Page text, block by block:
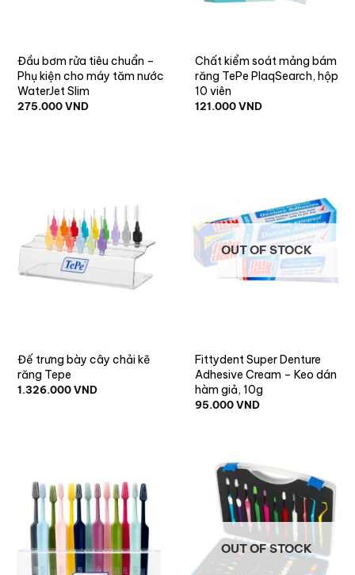
Đầu bơm rửa tiêu chuẩn –
Phụ kiện cho máy tăm nước
WaterJet Slim
275.000VND
Chất kiểm soát mảng bám
răng TePe PlaqSearch, hộp
10 viên
121.000VND
Đế trưng bày cây chải kẽ
răng Tepe
1.326.000VND
OUT OF STOCK
Fittydent Super Denture
Adhesive Cream – Keo dán
hàm giả, 10g
95.000VND
OUT OF STOCK